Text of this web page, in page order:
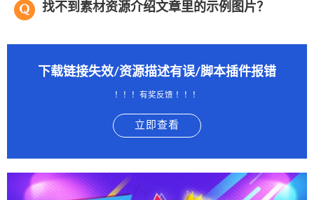
找不到素材资源介绍文章里的示例图片？
下载链接失效/资源描述有误/脚本插件报错
！！！有奖反馈 ！！！
立即查看